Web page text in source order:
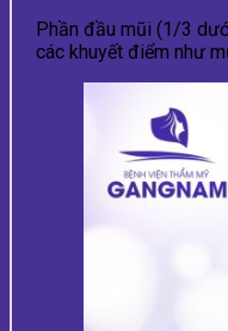
Phần đầu mũi (1/3
các khuyết điểm như